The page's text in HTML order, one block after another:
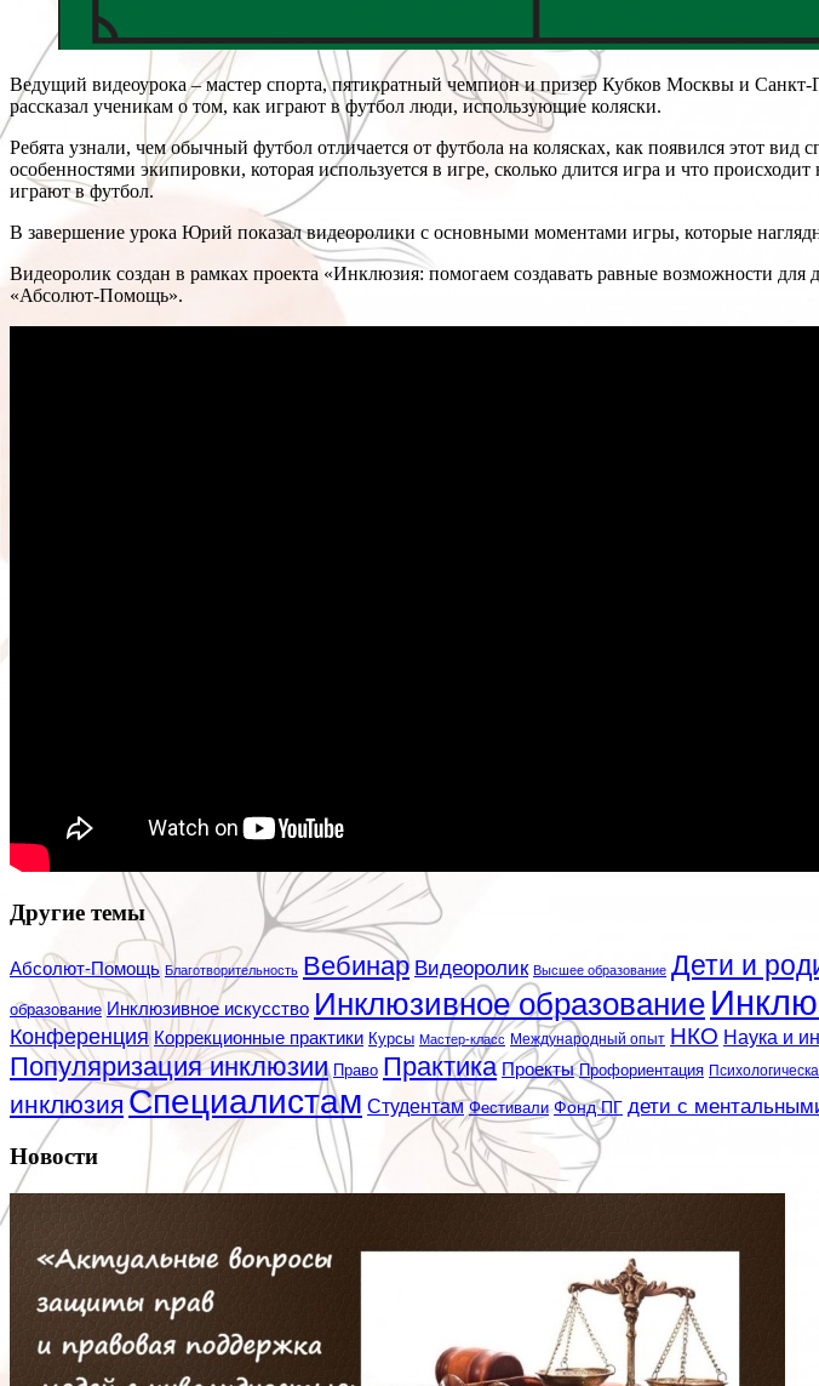
Ведущий видеоурока – мастер спорта, пятикратный чемпион и призер Кубков Москвы и
рассказал ученикам о том, как играют в футбол люди, использующие коляски.
Ребята узнали, чем обычный футбол отличается от футбола на колясках, как появился этот
особенностями экипировки, которая используется в игре, сколько длится игра и что
играют в футбол.
В завершение урока Юрий показал видеоролики с основными моментами игры, которые
Видеоролик создан в рамках проекта «Инклюзия: помогаем создавать равные возможности
«Абсолют-Помощь».
Другие темы
Абсолют-Помощь Благотворительность Вебинар Видеоролик Высшее образование Дети и
образование Инклюзивное искусство Инклюзивное образование
Конференция Коррекционные практики Курсы Мастер-класс Международный опыт НКО Наука и
Популяризация инклюзии Право Практика Проекты Профориентация
инклюзия Специалистам Студентам Фестивали Фонд ПГ дети с
Новости